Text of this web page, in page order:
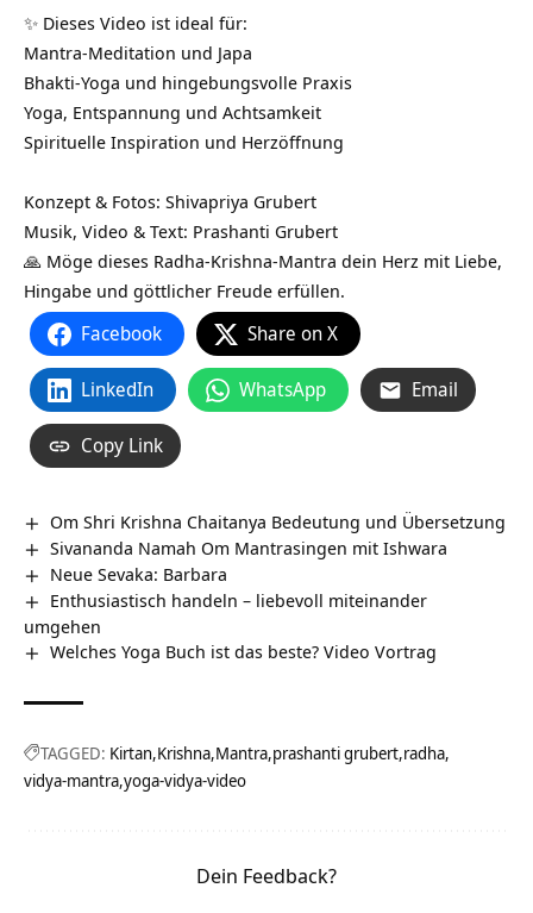
✨ Dieses Video ist ideal für:
Mantra-Meditation und Japa
Bhakti-Yoga und hingebungsvolle Praxis
Yoga, Entspannung und Achtsamkeit
Spirituelle Inspiration und Herzöffnung
Konzept & Fotos: Shivapriya Grubert
Musik, Video & Text: Prashanti Grubert
🙏 Möge dieses Radha-Krishna-Mantra dein Herz mit Liebe,
Hingabe und göttlicher Freude erfüllen.
Facebook Share on X
LinkedIn WhatsApp Email
Copy Link
Om Shri Krishna Chaitanya Bedeutung und Übersetzung
Sivananda Namah Om Mantrasingen mit Ishwara
Neue Sevaka: Barbara
Enthusiastisch handeln – liebevoll miteinander
umgehen
Welches Yoga Buch ist das beste? Video Vortrag
TAGGED: Kirtan Krishna Mantra prashanti grubert radha
vidya-mantra yoga-vidya-video
Dein Feedback?